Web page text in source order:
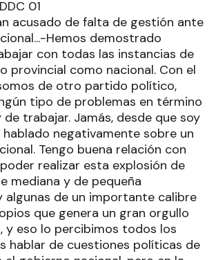
acusado de falta de gestión ante
Hemos demostrado
con todas las instancias de
provincial como nacional. Con el
de otro partido político,
tipo de problemas en término
trabajar. Jamás, desde que soy
negativamente sobre un
Tengo buena relación con
realizar esta explosión de
mediana y de pequeña
algunas de un importante calibre
que genera un gran orgullo
y eso lo percibimos todos los
hablar de cuestiones políticas de